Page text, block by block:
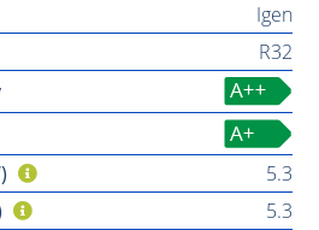
R32
5.3
5.3
Igen